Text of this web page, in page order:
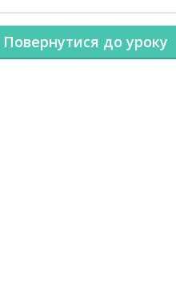
Повернутися до уроку